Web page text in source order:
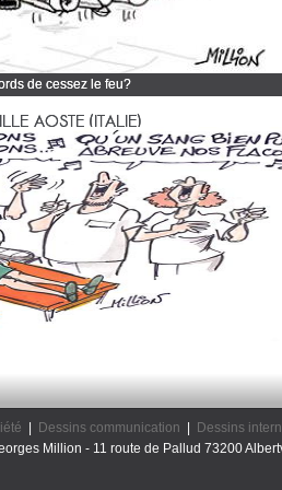
de cessez le feu?
mes dessins d'actualité
AOSTE (ITALIE)
Dessins communication Dessins
Million - 11 route de Pallud 73200